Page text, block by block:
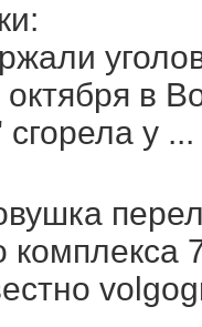
в
у ...
комплекса